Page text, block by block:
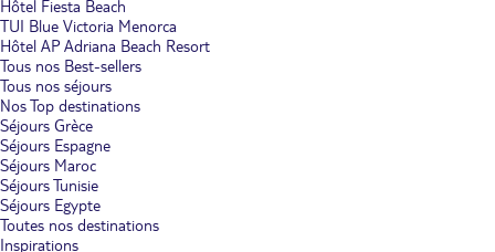
Hôtel Fiesta Beach
TUI Blue Victoria Menorca
Hôtel AP Adriana Beach Resort
Tous nos Best-sellers
Tous nos séjours
Nos Top destinations
Séjours Grèce
Séjours Espagne
Séjours Maroc
Séjours Tunisie
Séjours Egypte
Toutes nos destinations
Inspirations